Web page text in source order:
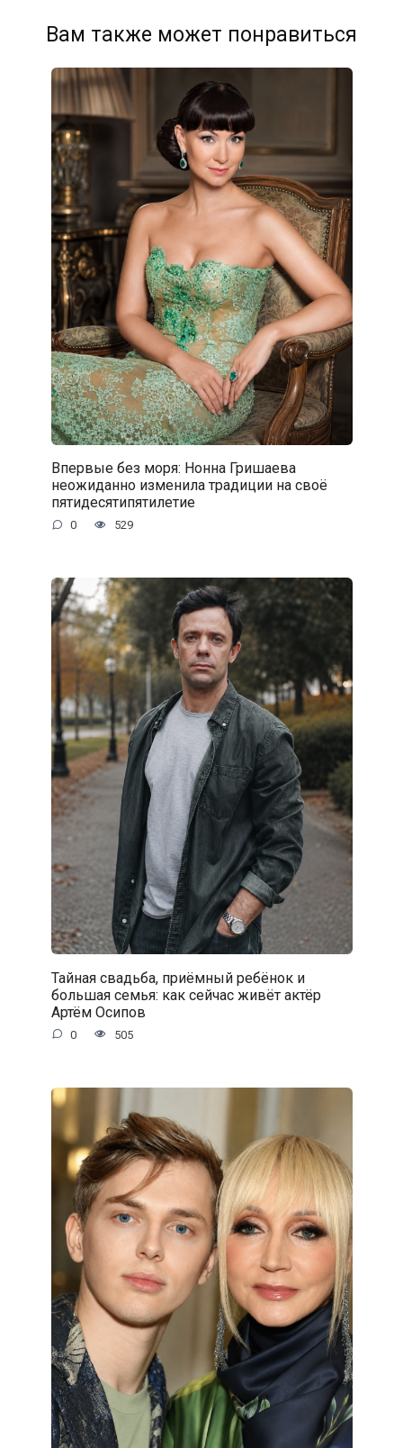
Вам также может понравиться
Впервые без моря: Нонна Гришаева
неожиданно изменила традиции на своё
пятидесятипятилетие
0 529
Тайная свадьба, приёмный ребёнок и
большая семья: как сейчас живёт актёр
Артём Осипов
0 505